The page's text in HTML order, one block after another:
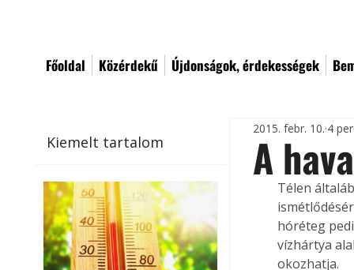
Főoldal Közérdekű Újdonságok, érdekességek
Kiemelt tartalom A
2015. febr. 10. 4
Télen
hóréteg
vízhártya
okozhatja.